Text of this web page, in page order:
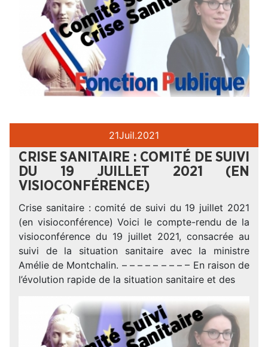
21Juil.2021
CRISE SANITAIRE : COMITÉ DE SUIVI
DU 19 JUILLET 2021 (EN
VISIOCONFÉRENCE)
Crise sanitaire : comité de suivi du 19 juillet 2021
(en visioconférence) Voici le compte-rendu de la
visioconférence du 19 juillet 2021, consacrée au
suivi de la situation sanitaire avec la ministre
Amélie de Montchalin. – – – – – – – – – En raison de
l’évolution rapide de la situation sanitaire et des